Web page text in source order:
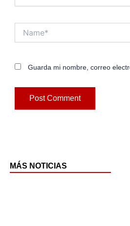
Guarda mi nombre, correo
MÁS NOTICIAS